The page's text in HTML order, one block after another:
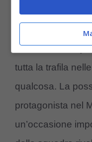
spagnola. Il
chance nella
tutta la trafila
qualcosa. La
protagonista nel
un’occasione